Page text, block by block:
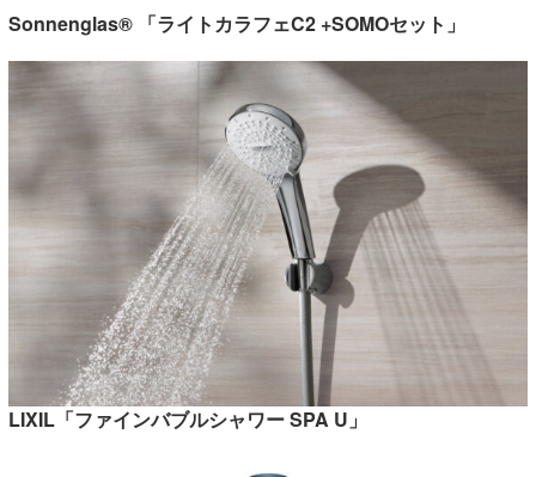
Sonnenglas® 「ライトカラフェC2 +SOMOセット」
LIXIL「ファインバブルシャワー SPA U」